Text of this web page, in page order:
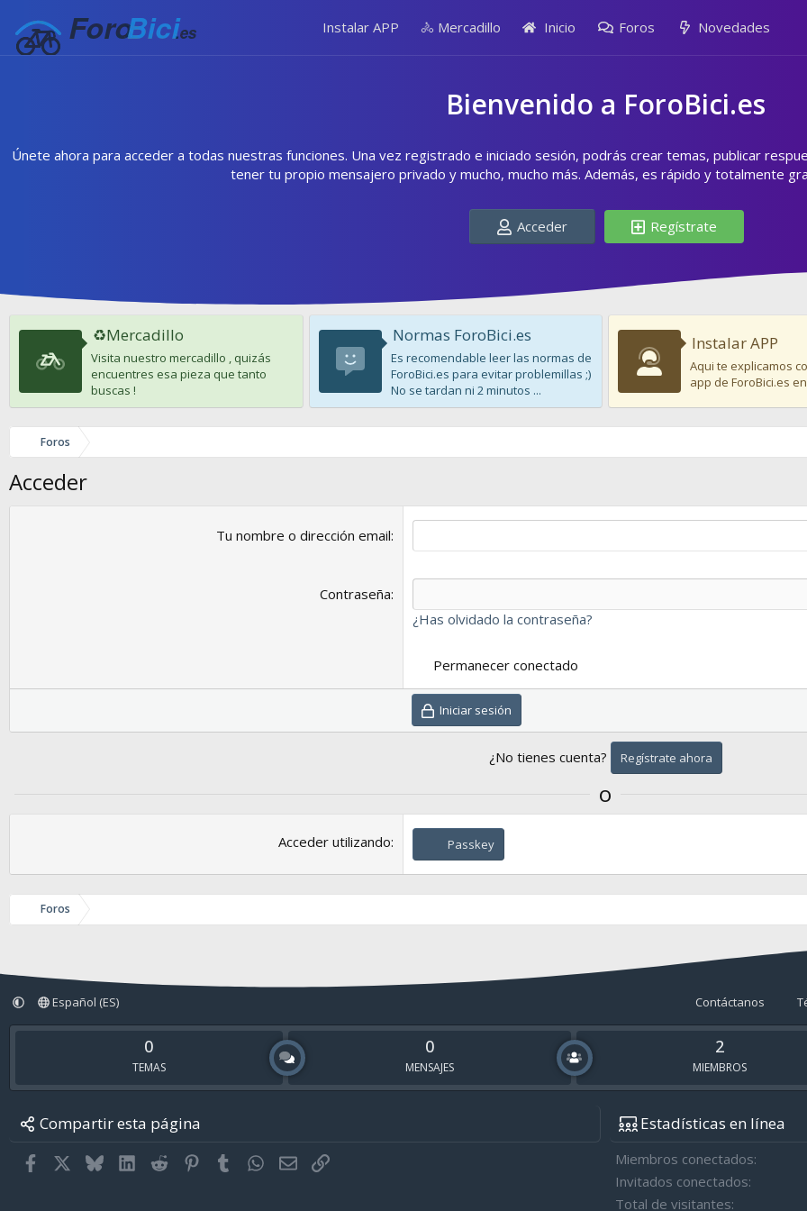
Instalar APP 🚴 Mercadillo Inicio Foros Novedades
Bienvenido a ForoBici.es
Únete ahora para acceder a todas nuestras funciones. Una vez registrado e iniciado sesión, podrás crear temas, publicar
tener tu propio mensajero privado y mucho, mucho más. Además, es rápido y totalmente
Acceder Regístrate
♻️Mercadillo
Visita nuestro mercadillo , quizás
encuentres esa pieza que tanto
buscas !
Normas ForoBici.es
Es recomendable leer las normas de
ForoBici.es para evitar problemillas ;)
No se tardan ni 2 minutos ...
Instalar APP
Aqui te explicamos
app de ForoBici.es
Foros
Acceder
Tu nombre o dirección email
Contraseña
¿Has olvidado la contraseña?
Permanecer conectado
Iniciar sesión
¿No tienes cuenta? Regístrate ahora
o
Acceder utilizando Passkey
Foros
Español (ES) Contáctanos
0
TEMAS
0
MENSAJES
2
MIEMBROS
Compartir esta página
Facebook BlueskyLinkedIn
Reddit Pinterest
Tumblr WhatsApp
EmailEnlace
Estadísticas en línea
Miembros conectados
Invitados conectados
Total de visitantes